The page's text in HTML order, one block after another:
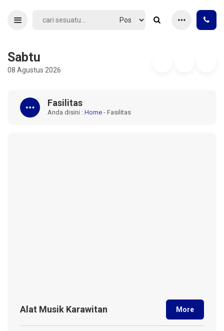
Sabtu
08 Agustus 2026
Fasilitas
Anda disini : Home - Fasilitas
Alat Musik Karawitan More